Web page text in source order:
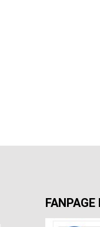
FANPAGE